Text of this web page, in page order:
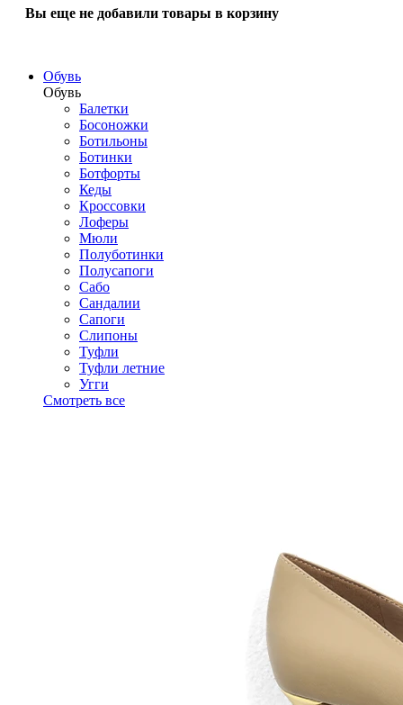
Вы еще не добавили товары в корзину
Обувь
Обувь
Балетки
Босоножки
Ботильоны
Ботинки
Ботфорты
Кеды
Кроссовки
Лоферы
Мюли
Полуботинки
Полусапоги
Сабо
Сандалии
Сапоги
Слипоны
Туфли
Туфли летние
Угги
Смотреть все